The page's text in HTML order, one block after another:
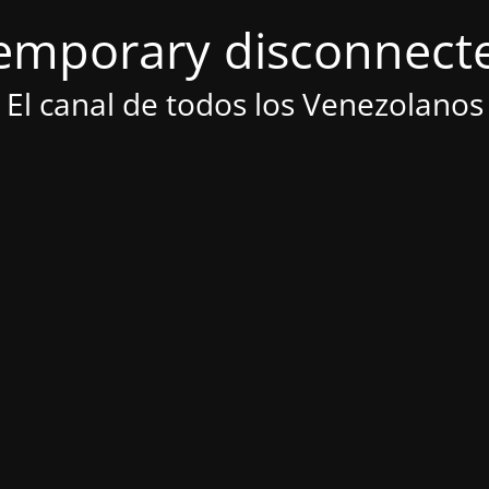
El canal de todos los Venezolanos